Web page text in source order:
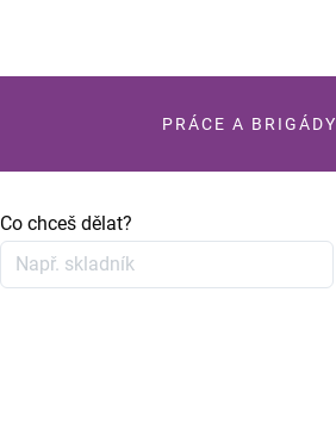
PRÁCE A BRIGÁDY
Co chceš dělat?